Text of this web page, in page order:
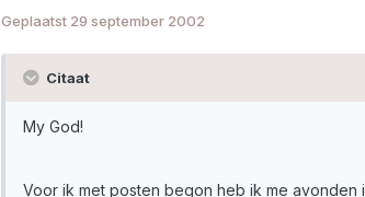
Geplaatst 29 september 2002
Citaat
My God!
Voor ik met posten begon heb ik me